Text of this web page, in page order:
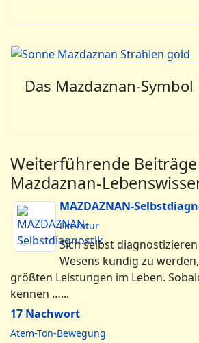
Das Mazdaznan-Symbol
Weiterführende
Mazdaznan-
MAZDAZNAN-
Literatur
Sich selbst
Wesens kundig zu
größten Leistungen im Leben.
kennen …...
17 Nachwort
Atem-Ton-Bewegung